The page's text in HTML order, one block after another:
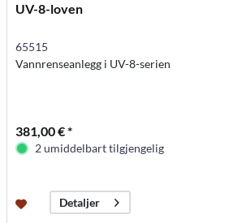
UV-8-loven
65515
Vannrenseanlegg i UV-8-serien
381,00 € *
2 umiddelbart tilgjengelig
Detaljer